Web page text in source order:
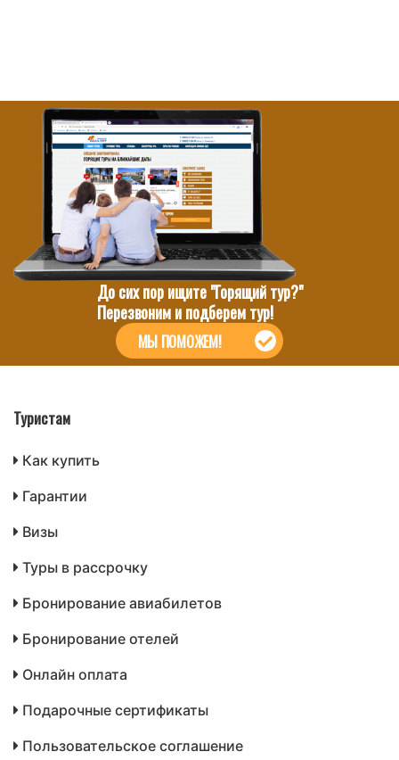
До сих пор ищите "Горящий тур?"
Перезвоним и подберем тур!
МЫ ПОМОЖЕМ!
Туристам
Как купить
Гарантии
Визы
Туры в рассрочку
Бронирование авиабилетов
Бронирование отелей
Онлайн оплата
Подарочные сертификаты
Пользовательское соглашение